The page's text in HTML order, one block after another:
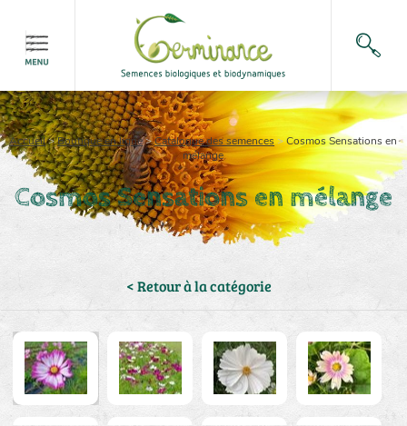
Accueil>Boutique en ligne>Catalogue des semences>Cosmos Sensations en
mélange
Cosmos Sensations en mélange
< Retour à la catégorie